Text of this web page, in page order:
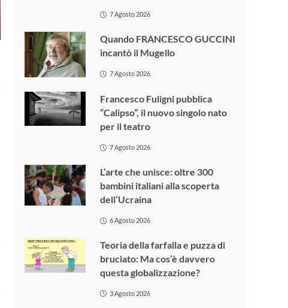
7 Agosto 2026
Quando FRANCESCO GUCCINI
incantò il Mugello
7 Agosto 2026
Francesco Fuligni pubblica
“Calipso”, il nuovo singolo nato
per il teatro
7 Agosto 2026
L’arte che unisce: oltre 300
bambini italiani alla scoperta
dell’Ucraina
6 Agosto 2026
Teoria della farfalla e puzza di
bruciato: Ma cos’è davvero
questa globalizzazione?
3 Agosto 2026